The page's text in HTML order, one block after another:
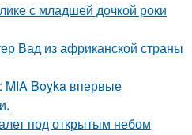
с младшей дочкой роки
Вад из африканской страны
MIA Boyka впервые
под открытым небом